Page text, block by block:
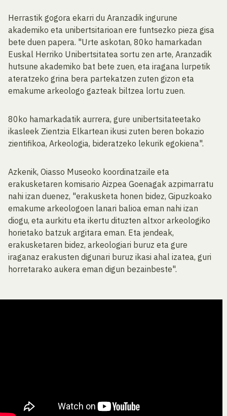
Herrastik gogora ekarri du Aranzadik ingurune
akademiko eta unibertsitarioan ere funtsezko pieza gisa
bete duen papera. "Urte askotan, 80ko hamarkadan
Euskal Herriko Unibertsitatea sortu zen arte, Aranzadik
hutsune akademiko bat bete zuen, eta iragana lurpetik
ateratzeko grina bera partekatzen zuten gizon eta
emakume arkeologo gazteak biltzea lortu zuen.
80ko hamarkadatik aurrera, gure unibertsitateetako
ikasleek Zientzia Elkartean ikusi zuten beren bokazio
zientifikoa, Arkeologia, bideratzeko lekurik egokiena".
Azkenik, Oiasso Museoko koordinatzaile eta
erakusketaren komisario Aizpea Goenagak azpimarratu
nahi izan duenez, "erakusketa honen bidez, Gipuzkoako
emakume arkeologoen lanari balioa eman nahi izan
diogu, eta aurkitu eta ikertu dituzten altxor arkeologiko
horietako batzuk argitara eman. Eta jendeak,
erakusketaren bidez, arkeologiari buruz eta gure
iraganaz erakusten digunari buruz ikasi ahal izatea, guri
horretarako aukera eman digun bezainbeste".